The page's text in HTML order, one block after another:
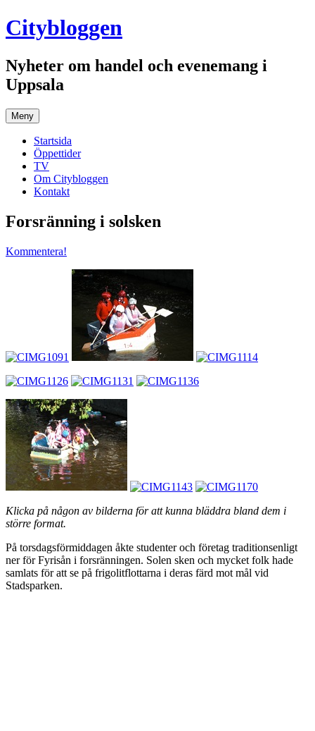
Hoppa
till
Citybloggen
Nyheter om handel och evenemang i
Uppsala
Meny
Startsida
Öppettider
TV
Om Citybloggen
Kontakt
Forsränning i solsken
Kommentera!
Klicka på någon av bilderna för att kunna bläddra bland dem i
större format.
På torsdagsförmiddagen åkte studenter och företag traditionsenligt
ner för Fyrisån i forsränningen. Solen sken och mycket folk hade
samlats för att se på frigolitflottarna i deras färd mot mål vid
Stadsparken.